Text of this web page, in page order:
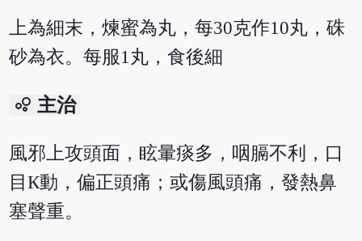
上為細末，煉蜜為丸，每30克作10丸，硃
砂為衣。每服1丸，食後細
bubble_chart 主治
風邪上攻頭面，眩暈痰多，咽膈不利，口
目К動，偏正頭痛；或傷風頭痛，發熱鼻
塞聲重。